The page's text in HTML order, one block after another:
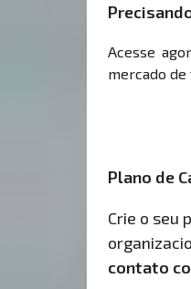
Acesse
mercado
Plano de
Crie o seu
contato